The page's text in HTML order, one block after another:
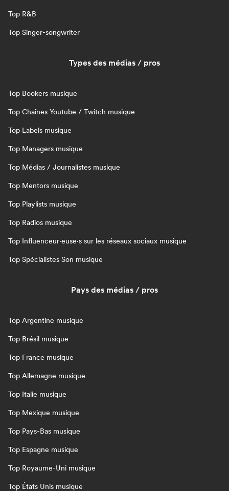
Top R&B
Top Singer-songwriter
Types des médias / pros
Top Bookers musique
Top Chaînes Youtube / Twitch musique
Top Labels musique
Top Managers musique
Top Médias / Journalistes musique
Top Mentors musique
Top Playlists musique
Top Radios musique
Top Influenceur·euse·s sur les réseaux sociaux musique
Top Spécialistes Son musique
Pays des médias / pros
Top Argentine musique
Top Brésil musique
Top France musique
Top Allemagne musique
Top Italie musique
Top Mexique musique
Top Pays-Bas musique
Top Espagne musique
Top Royaume-Uni musique
Top États Unis musique